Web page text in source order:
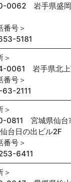
0062 岩手県盛岡
番号＞
5181
＞
0061 岩手県北
番号＞
2111
＞
0811 宮城県仙台
台日の出ビル2F
番号＞
6411
＞